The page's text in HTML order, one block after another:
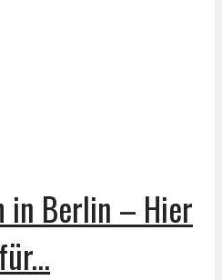
in Berlin – Hier